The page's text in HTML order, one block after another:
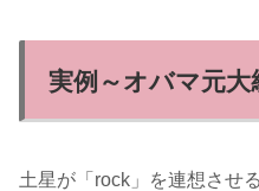
実例～オバマ元大
土星が「rock」を連想させ